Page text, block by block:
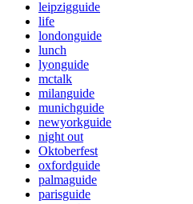
leipzigguide
life
londonguide
lunch
lyonguide
mctalk
milanguide
munichguide
newyorkguide
night out
Oktoberfest
oxfordguide
palmaguide
parisguide